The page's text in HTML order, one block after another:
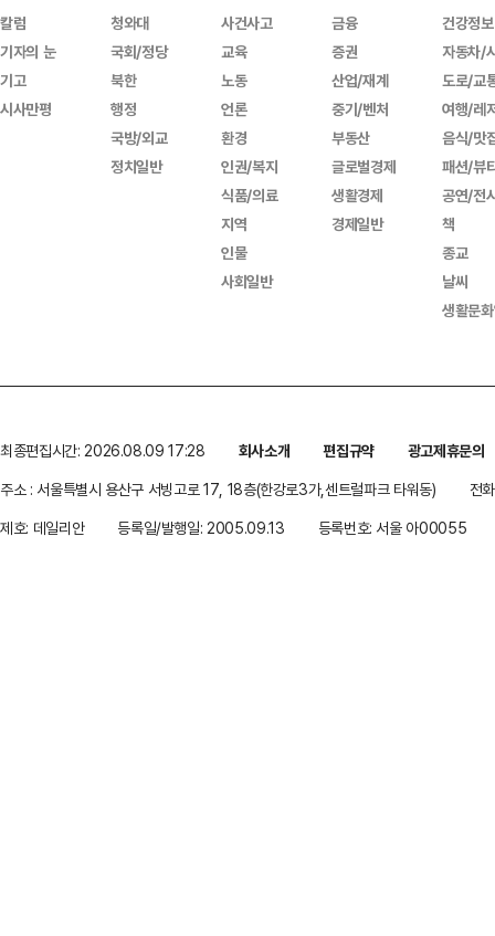
칼럼
기자의 눈
기고
시사만평
청와대
국회/정당
북한
행정
국방/외교
정치일반
사건사고
교육
노동
언론
환경
인권/복지
식품/의료
지역
인물
사회일반
금융
증권
산업/재계
중기/벤처
부동산
글로벌경제
생활경제
경제일반
건강정보
자동차/
도로/교
여행/레
음식/맛
패션/뷰
공연/전
책
종교
날씨
생활문
최종편집시간: 2026.08.09 17:28 회사소개 편집규약
광고제휴문의
주소 : 서울특별시 용산구 서빙고로 17, 18층(한강로3가,센트럴파크 타워동)
전
제호: 데일리안
등록일/발행일: 2005.09.13 등록번호: 서울 아00055